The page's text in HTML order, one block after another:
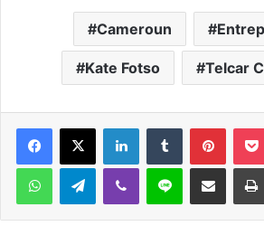
Cameroun
Kate Fotso Telcar
Facebook
X LinkedinTumblr
WhatsAppTelegramViber Ligne Partager par email